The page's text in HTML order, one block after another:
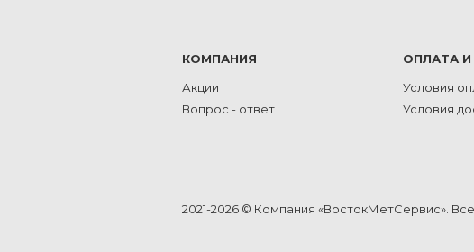
КОМПАНИЯ
Акции
Вопрос - ответ
ОПЛАТА
Условия
Условия
2021-2026 © Компания «ВостокМетСервис».